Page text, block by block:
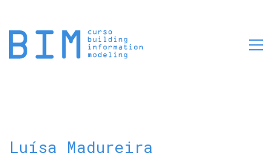
Luísa Madureira